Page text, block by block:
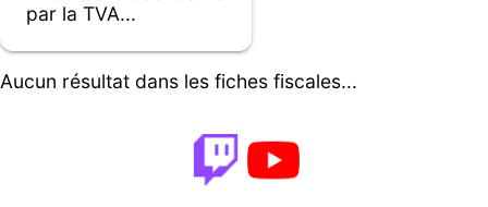
par la TVA...
Aucun résultat dans les fiches fiscales...